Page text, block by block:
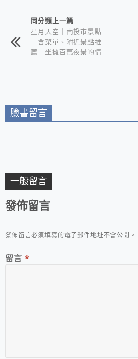
相連文章同分類上一篇
星月天空｜南投市景點
｜含菜單、附近景點推
薦｜坐擁百萬夜景的情
臉書留言
一般留言
發佈留言
發佈留言必須填寫的電子郵件地址不會公開。
留言 *